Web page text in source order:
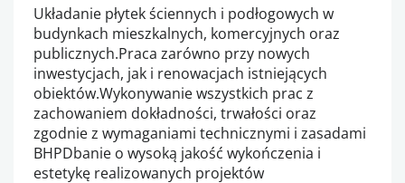
Układanie płytek ściennych i podłogowych w
budynkach mieszkalnych, komercyjnych oraz
publicznych.Praca zarówno przy nowych
inwestycjach, jak i renowacjach istniejących
obiektów.Wykonywanie wszystkich prac z
zachowaniem dokładności, trwałości oraz
zgodnie z wymaganiami technicznymi i zasadami
BHPDbanie o wysoką jakość wykończenia i
estetykę realizowanych projektów